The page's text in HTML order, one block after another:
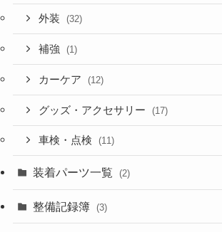
外装 (32)
補強 (1)
カーケア (12)
グッズ・アクセサリー (17)
車検・点検 (11)
装着パーツ一覧 (2)
整備記録簿 (3)